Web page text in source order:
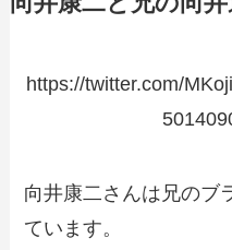
https://twitter.com/
向井康二さんは兄のブ
ています。